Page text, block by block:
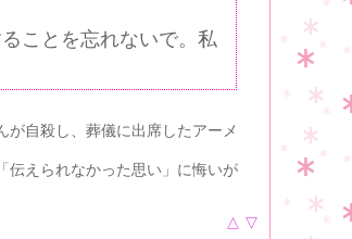
ことを忘れないで。私
自殺し、葬儀に出席したアーメ
伝えられなかった思い」に悔いが
△ ▽